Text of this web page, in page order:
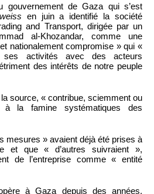
gouvernement de Gaza qui s’est
en juin a identifié la société
and Transport, dirigée par un
al-Khozandar, comme une
nationalement compromise » qui «
ses activités avec des acteurs
des intérêts de notre peuple
source, « contribue, sciemment ou
la famine systématiques des
mesures » avaient déjà été prises à
et que « d’autres suivraient »,
de l’entreprise comme « entité
à Gaza depuis des années.